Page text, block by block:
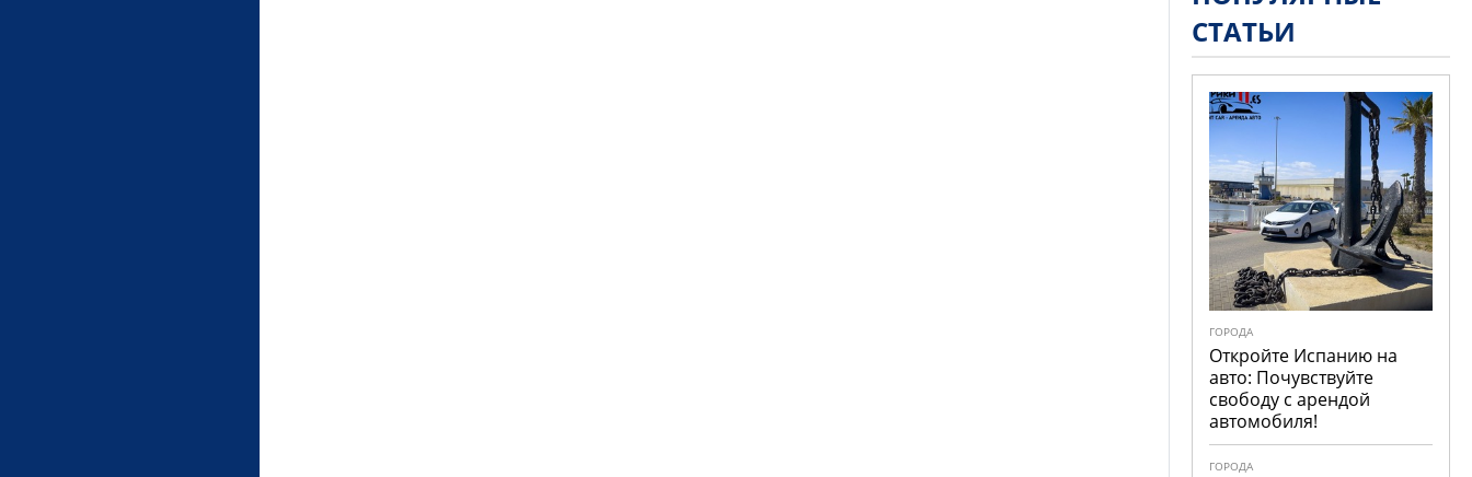
СТАТЬИ
ГОРОДА
Откройте Испанию на
авто: Почувствуйте
свободу с арендой
автомобиля!
ГОРОДА